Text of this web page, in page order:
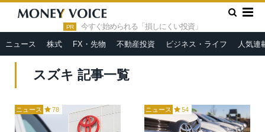
PR 今すぐ始められる「損しにくい投資」
ニュース 株式 FX・先物 不動産投資 ビジネス・ライフ 人気連
HOME » スズキ
スズキ 記事一覧
ニュース 78 ニュース 54